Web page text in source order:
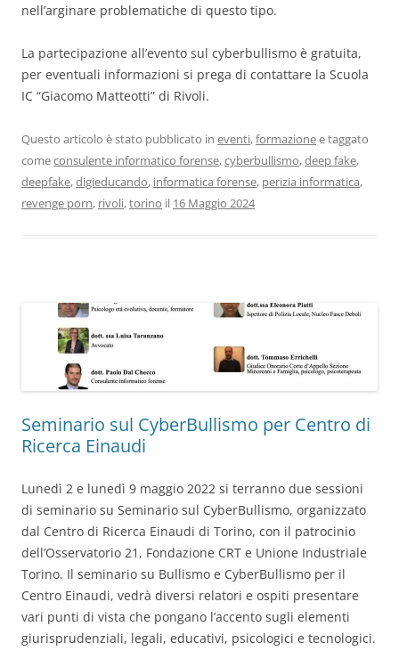
nell’arginare problematiche di questo tipo.
La partecipazione all’evento sul cyberbullismo è gratuita,
per eventuali informazioni si prega di contattare la Scuola
IC “Giacomo Matteotti” di Rivoli.
Questo articolo è stato pubblicato in eventi,formazionee taggato
comeconsulente informatico forense,cyberbullismo,deep fake,
deepfake,digieducando, informatica forense, perizia informatica,
revenge porn, rivoli,torino il 16 Maggio 2024
Seminario sul CyberBullismo per Centro di
Ricerca Einaudi
Lunedì 2 e lunedì 9 maggio 2022 si terranno due sessioni
di seminario su Seminario sul CyberBullismo, organizzato
dal Centro di Ricerca Einaudi di Torino, con il patrocinio
dell’Osservatorio 21, Fondazione CRT e Unione Industriale
Torino. Il seminario su Bullismo e CyberBullismo per il
Centro Einaudi, vedrà diversi relatori e ospiti presentare
vari punti di vista che pongano l’accento sugli elementi
giurisprudenziali, legali, educativi, psicologici e tecnologici.